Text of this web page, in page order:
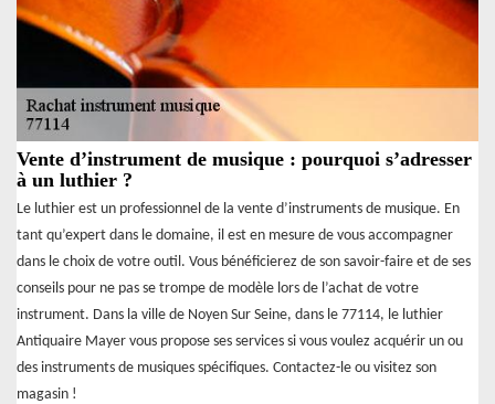
Vente d’instrument de musique : pourquoi s’adresser
à un luthier ?
Le luthier est un professionnel de la vente d’instruments de musique. En
tant qu’expert dans le domaine, il est en mesure de vous accompagner
dans le choix de votre outil. Vous bénéficierez de son savoir-faire et de ses
conseils pour ne pas se trompe de modèle lors de l’achat de votre
instrument. Dans la ville de Noyen Sur Seine, dans le 77114, le luthier
Antiquaire Mayer vous propose ses services si vous voulez acquérir un ou
des instruments de musiques spécifiques. Contactez-le ou visitez son
magasin !